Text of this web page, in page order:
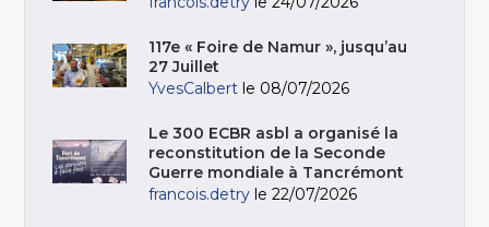
117e « Foire de Namur », jusqu’au
27 Juillet
YvesCalbert le 08/07/2026
Le 300 ECBR asbl a organisé la
reconstitution de la Seconde
Guerre mondiale à Tancrémont
francois.detry le 22/07/2026